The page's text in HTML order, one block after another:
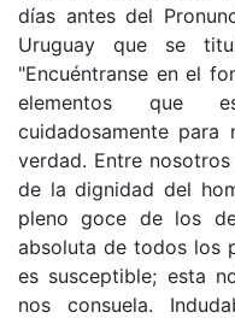
días antes del
Uruguay que se
"Encuéntranse en el
elementos que
cuidadosamente
verdad. Entre
de la dignidad del
pleno goce de los
absoluta de todos los
es susceptible; esta
nos consuela.